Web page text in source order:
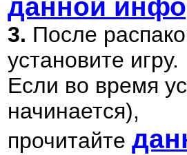
данной
3. После
установите игру.
Если во время
начинается),
прочитайте